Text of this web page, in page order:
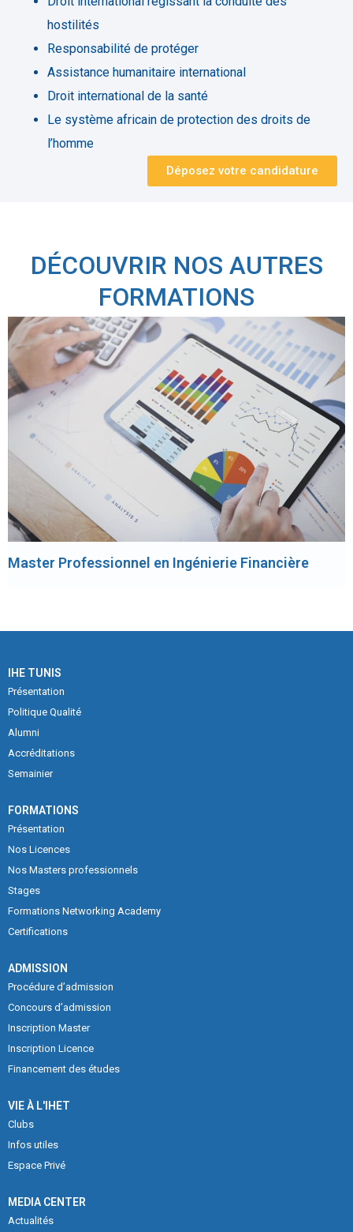
hostilités
Responsabilité de protéger
Assistance humanitaire international
Droit international de la santé
Le système africain de protection des droits de
l’homme
Déposez votre candidature
DÉCOUVRIR NOS AUTRES
FORMATIONS
Master Professionnel en Ingénierie Financière
IHE TUNIS
Présentation
Politique Qualité
Alumni
Accréditations
Semainier
FORMATIONS
Présentation
Nos Licences
Nos Masters professionnels
Stages
Formations Networking Academy
Certifications
ADMISSION
Procédure d’admission
Concours d’admission
Inscription Master
Inscription Licence
Financement des études
VIE À L'IHET
Clubs
Infos utiles
Espace Privé
MEDIA CENTER
Actualités